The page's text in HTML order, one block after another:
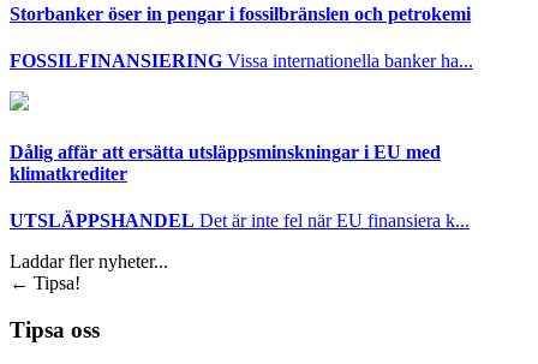
Storbanker öser in pengar i fossilbränslen och petrokemi
FOSSILFINANSIERING Vissa internationella banker ha...
Dålig affär att ersätta utsläppsminskningar i EU med
klimatkrediter
UTSLÄPPSHANDEL Det är inte fel när EU finansiera k...
Laddar fler nyheter...
← Tipsa!
Tipsa oss